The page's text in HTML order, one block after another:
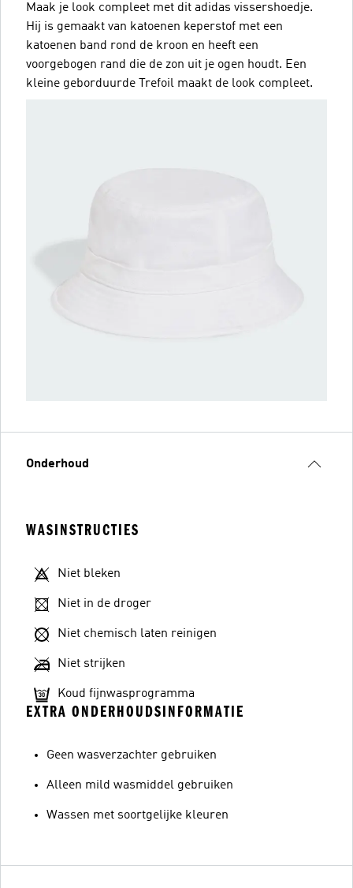
Maak je look compleet met dit adidas vissershoedje.
Hij is gemaakt van katoenen keperstof met een
katoenen band rond de kroon en heeft een
voorgebogen rand die de zon uit je ogen houdt. Een
kleine geborduurde Trefoil maakt de look compleet.
Onderhoud
WASINSTRUCTIES
Niet bleken
Niet in de droger
Niet chemisch laten reinigen
Niet strijken
Koud fijnwasprogramma
EXTRA ONDERHOUDSINFORMATIE
Geen wasverzachter gebruiken
Alleen mild wasmiddel gebruiken
Wassen met soortgelijke kleuren